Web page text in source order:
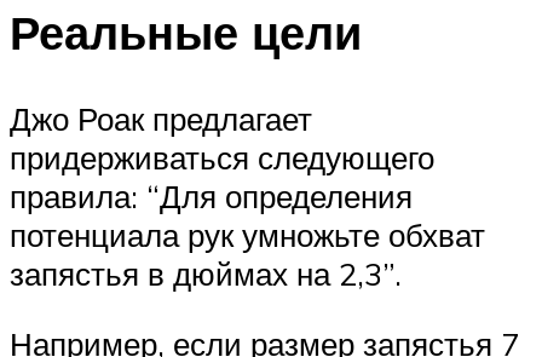
Реальные цели
Джо Роак предлагает
придерживаться следующего
правила: “Для определения
потенциала рук умножьте обхват
запястья в дюймах на 2,3”.
Например, если размер запястья 7